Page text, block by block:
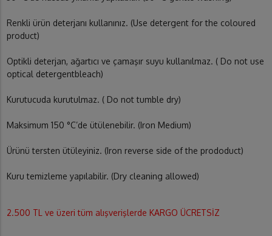
Renkli ürün deterjanı kullanınız. (Use detergent for the coloured
product)
Optikli deterjan, ağartıcı ve çamaşır suyu kullanılmaz. ( Do not use
optical detergentbleach)
Kurutucuda kurutulmaz. ( Do not tumble dry)
Maksimum 150 °C’de ütülenebilir. (Iron Medium)
Ürünü tersten ütüleyiniz. (Iron reverse side of the prododuct)
Kuru temizleme yapılabilir. (Dry cleaning allowed)
2.500 TL ve üzeri tüm alışverişlerde KARGO ÜCRETSİZ